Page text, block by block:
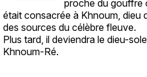
proche du gouffre
était consacrée à Khnoum, dieu
des sources du célèbre fleuve.
Plus tard, il deviendra le dieu-
Khnoum-Ré.